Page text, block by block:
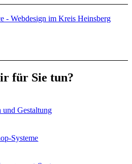
und Gestaltung
Systeme
für Sie tun?